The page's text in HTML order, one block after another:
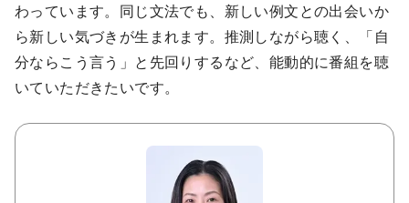
わっています。同じ文法でも、新しい例文との出会いか
ら新しい気づきが生まれます。推測しながら聴く、「自
分ならこう言う」と先回りするなど、能動的に番組を聴
いていただきたいです。